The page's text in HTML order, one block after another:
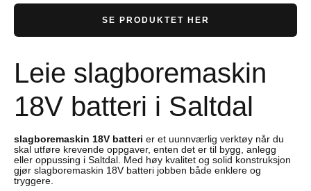
SE PRODUKTET HER
Leie slagboremaskin
18V batteri i Saltdal
slagboremaskin 18V batteri er et uunnværlig verktøy når du
skal utføre krevende oppgaver, enten det er til bygg, anlegg
eller oppussing i Saltdal. Med høy kvalitet og solid konstruksjon
gjør slagboremaskin 18V batteri jobben både enklere og
tryggere.